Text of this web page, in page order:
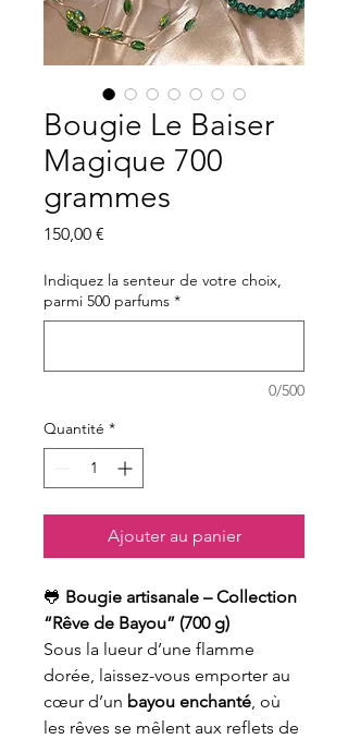
Bougie Le Baiser
Magique 700
grammes
150,00 €
Indiquez la senteur de votre choix,
parmi 500 parfums *
0/500
Quantité *
Ajouter au panier
🐸 Bougie artisanale – Collection
“Rêve de Bayou” (700 g)
Sous la lueur d’une flamme
dorée, laissez-vous emporter au
cœur d’un bayou enchanté, où
les rêves se mêlent aux reflets de